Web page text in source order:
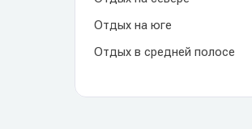
Отдых на юге
Отдых в средней полосе